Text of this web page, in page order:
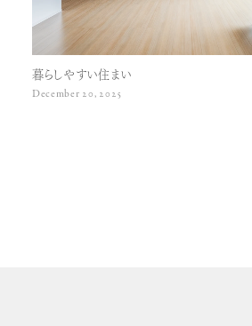
暮らしやすい住まい
December 20, 2025